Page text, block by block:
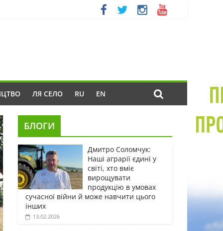
ЛЯ СЕЛО RU EN
БЛОГИ
Дмитро Соломчук:
Наші аграрії єдині у
світі, хто вміє
вирощувати
продукцію в умовах
сучасної війни й може навчити цього
інших
13.02.2026